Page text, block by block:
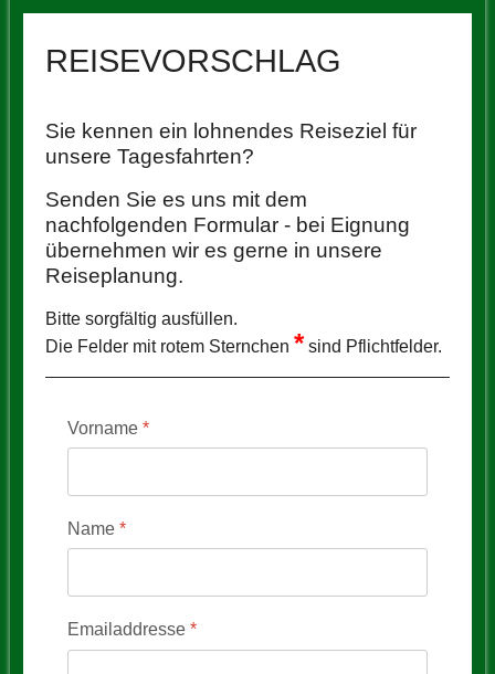
REISEVORSCHLAG
Sie kennen ein lohnendes Reiseziel für
unsere Tagesfahrten?
Senden Sie es uns mit dem
nachfolgenden Formular - bei Eignung
übernehmen wir es gerne in unsere
Reiseplanung.
Bitte sorgfältig ausfüllen.
Die Felder mit rotem Sternchen *sind Pflichtfelder.
Vorname *
Name *
Emailaddresse *